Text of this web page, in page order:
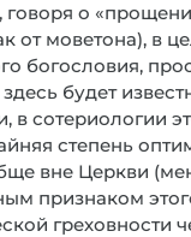
о
от моветона), в
богословия,
будет
сотериологии
степень
вне Церкви
признаком
греховности